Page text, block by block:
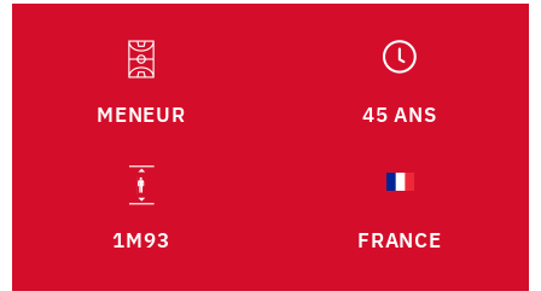
MENEUR 45 ANS
1M93 FRANCE